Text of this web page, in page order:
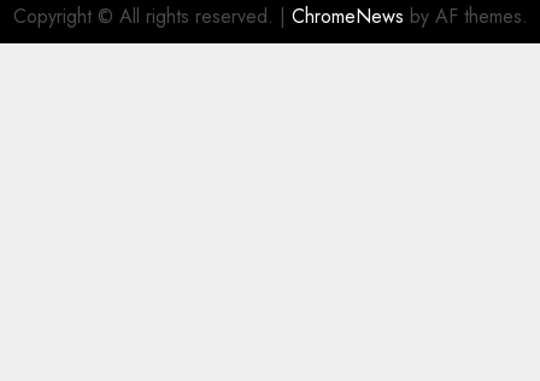
Copyright © All rights reserved. | ChromeNews by AF themes.